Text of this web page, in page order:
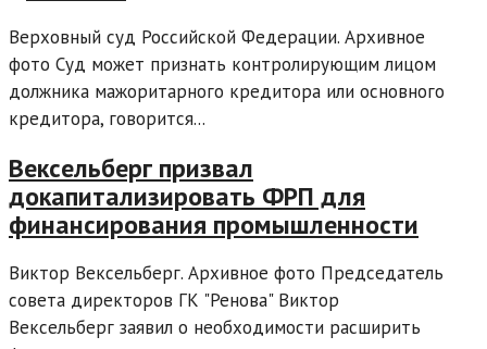
Верховный суд Российской Федерации. Архивное
фото Суд может признать контролирующим лицом
должника мажоритарного кредитора или основного
кредитора, говорится...
Вексельберг призвал
докапитализировать ФРП для
финансирования промышленности
Виктор Вексельберг. Архивное фото Председатель
совета директоров ГК "Ренова" Виктор
Вексельберг заявил о необходимости расширить